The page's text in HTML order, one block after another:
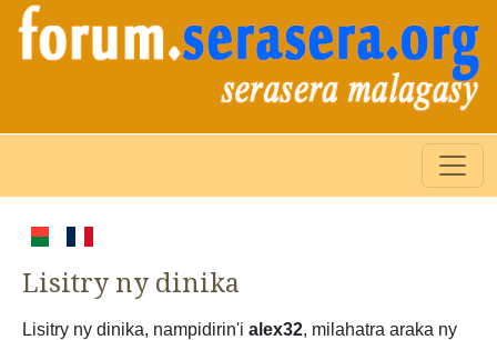
Lisitry ny dinika
Lisitry ny dinika, nampidirin'i alex32, milahatra araka ny